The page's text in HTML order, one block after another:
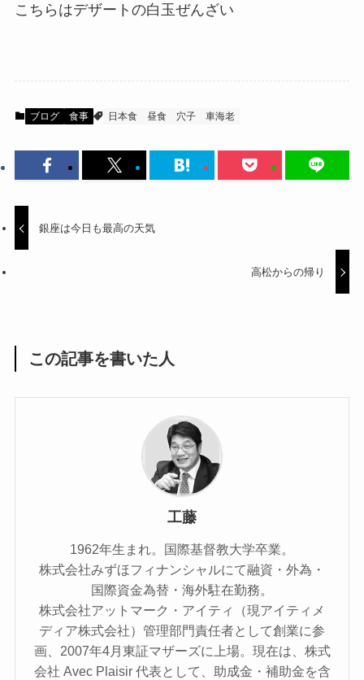
こちらはデザートの白玉ぜんざい
ブログ 食事 日本食 昼食 穴子 車海老
銀座は今日も最高の天気
高松からの帰り
この記事を書いた人
工藤
1962年生まれ。国際基督教大学卒業。
株式会社みずほフィナンシャルにて融資・外為・
国際資金為替・海外駐在勤務。
株式会社アットマーク・アイティ（現アイティメ
ディア株式会社）管理部門責任者として創業に参
画、2007年4月東証マザーズに上場。現在は、株式
会社 Avec Plaisir 代表として、助成金・補助金を含